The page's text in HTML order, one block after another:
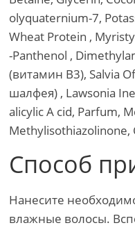
olyquaternium-7,
Wheat Protein ,
-Panthenol ,
(витамин В3), Salvia
шалфея) , Lawsonia
alicylic A cid, Parfum,
Methylisothiazolinone,
Способ
Нанесите
влажные волосы.